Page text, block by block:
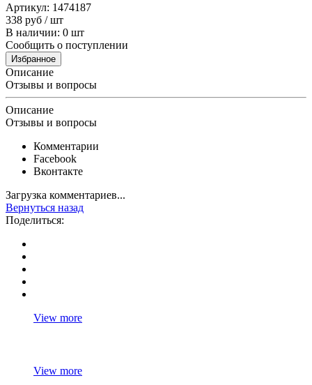
Артикул: 1474187
338 руб / шт
В наличии: 0 шт
Сообщить о поступлении
Избранное
Описание
Отзывы и вопросы
Описание
Отзывы и вопросы
Комментарии
Facebook
Вконтакте
Загрузка комментариев...
Вернуться назад
Поделиться:
View more
View more